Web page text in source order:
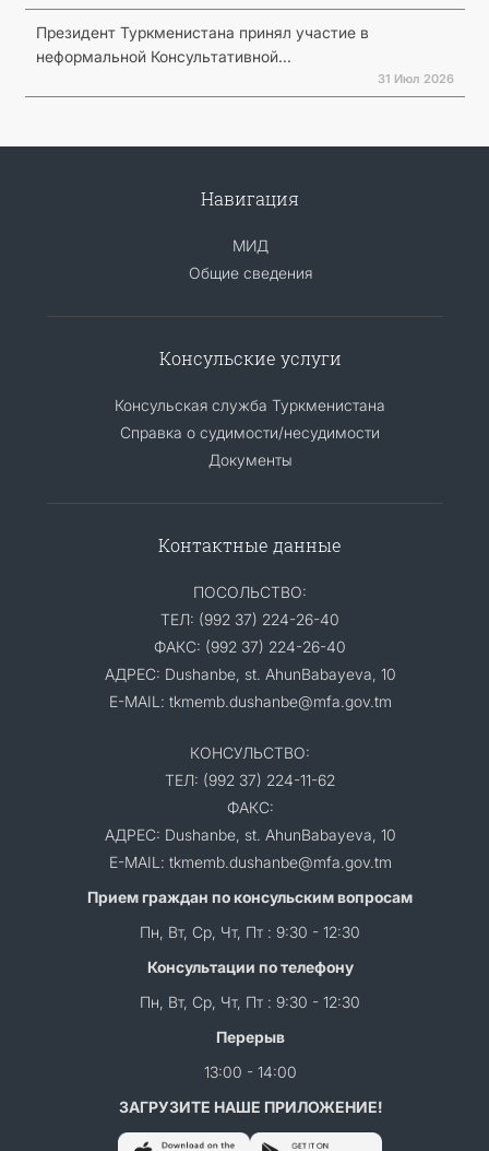
Президент Туркменистана принял участие в
неформальной Консультативной...
31 Июл 2026
Навигация
МИД
Общие сведения
Консульские услуги
Консульская служба Туркменистана
Справка о судимости/несудимости
Документы
Контактные данные
ПОСОЛЬСТВО:
ТЕЛ: (992 37) 224-26-40
ФАКС: (992 37) 224-26-40
АДРЕС: Dushanbe, st. AhunBabayeva, 10
E-MAIL: tkmemb.dushanbe@mfa.gov.tm
КОНСУЛЬСТВО:
ТЕЛ: (992 37) 224-11-62
ФАКС:
АДРЕС: Dushanbe, st. AhunBabayeva, 10
E-MAIL: tkmemb.dushanbe@mfa.gov.tm
Прием граждан по консульским вопросам
Пн, Вт, Ср, Чт, Пт : 9:30 - 12:30
Консультации по телефону
Пн, Вт, Ср, Чт, Пт : 9:30 - 12:30
Перерыв
13:00 - 14:00
ЗАГРУЗИТЕ НАШЕ ПРИЛОЖЕНИЕ!